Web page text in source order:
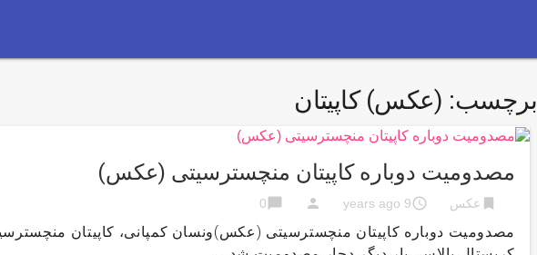
برچسب: (عکس) کاپیتان
مصدومیت دوباره کاپیتان منچسترسیتی (عکس)
bookmark عکس access_time
9 years ago
person
chat_bubble
0
مصدومیت دوباره کاپیتان منچسترسیتی (عکس)ونسان کمپانی، کاپیتان